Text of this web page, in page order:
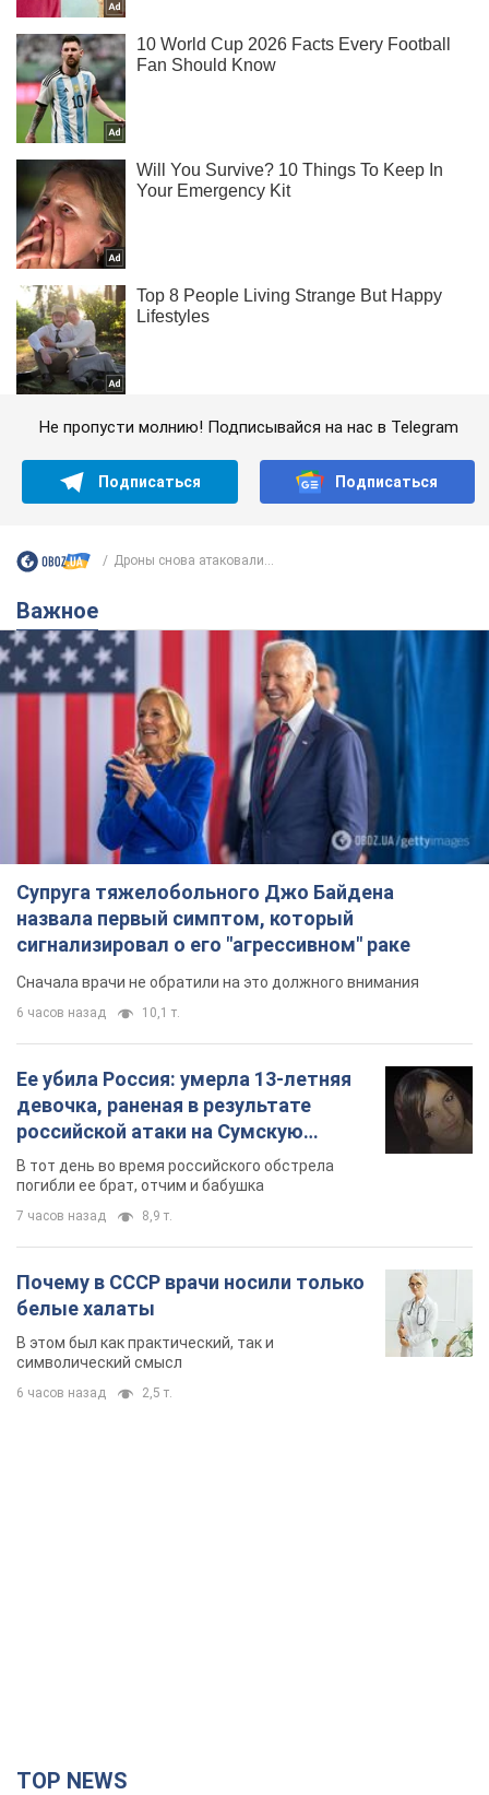
Не пропусти молнию! Подписывайся на нас в Telegram
Подписаться Подписаться
Дроны снова атаковали...
Важное
Супруга тяжелобольного Джо Байдена
назвала первый симптом, который
сигнализировал о его "агрессивном" раке
Сначала врачи не обратили на это должного внимания
6 часов назад 10,1 т.
Ее убила Россия: умерла 13-летняя
девочка, раненая в результате
российской атаки на Сумскую
область. Фото
В тот день во время российского обстрела
погибли ее брат, отчим и бабушка
7 часов назад 8,9 т.
Почему в СССР врачи носили только
белые халаты
В этом был как практический, так и
символический смысл
6 часов назад 2,5 т.
TOP NEWS